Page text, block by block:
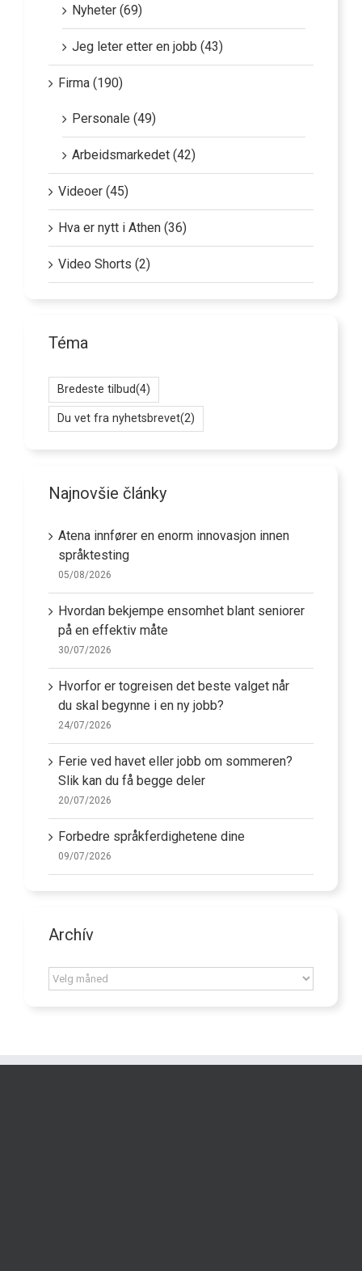
Nyheter (69)
Jeg leter etter en jobb (43)
Firma (190)
Personale (49)
Arbeidsmarkedet (42)
Videoer (45)
Hva er nytt i Athen (36)
Video Shorts (2)
Téma
Bredeste tilbud(4)
Du vet fra nyhetsbrevet(2)
Najnovšie články
Atena innfører en enorm innovasjon innen
språktesting
05/08/2026
Hvordan bekjempe ensomhet blant seniorer
på en effektiv måte
30/07/2026
Hvorfor er togreisen det beste valget når
du skal begynne i en ny jobb?
24/07/2026
Ferie ved havet eller jobb om sommeren?
Slik kan du få begge deler
20/07/2026
Forbedre språkferdighetene dine
09/07/2026
Archív
Archív